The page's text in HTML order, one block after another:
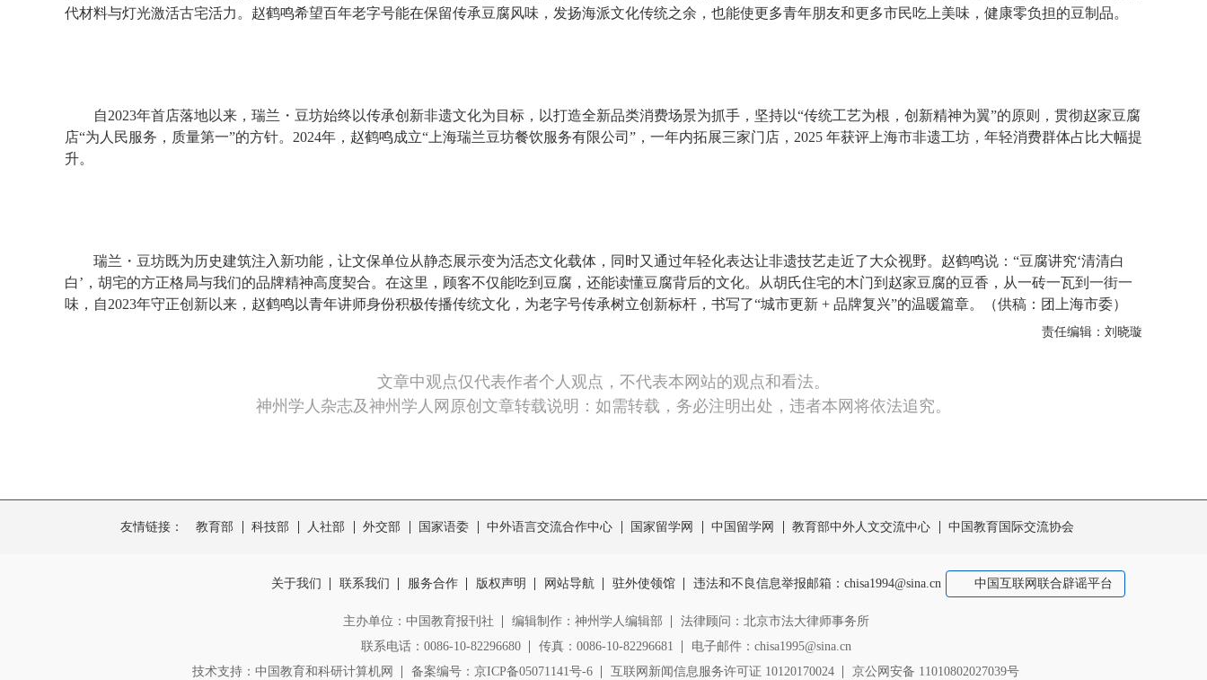
代材料与灯光激活古宅活力。赵鹤鸣希望百年老字号能在保留传承豆腐风味，发扬海派文化传统之余，也能使更多青年朋友和更多市民吃上美味，健康零负担的豆制品。
自2023年首店落地以来，瑞兰・豆坊始终以传承创新非遗文化为目标，以打造全新品类消费场景为抓手，坚持以“传统工艺为根，创新精神为翼”的原则，贯彻赵家豆腐
店“为人民服务，质量第一”的方针。2024年，赵鹤鸣成立“上海瑞兰豆坊餐饮服务有限公司”，一年内拓展三家门店，2025 年获评上海市非遗工坊，年轻消费群体占比大幅提
升。
瑞兰・豆坊既为历史建筑注入新功能，让文保单位从静态展示变为活态文化载体，同时又通过年轻化表达让非遗技艺走近了大众视野。赵鹤鸣说：“豆腐讲究‘清清白
白’，胡宅的方正格局与我们的品牌精神高度契合。在这里，顾客不仅能吃到豆腐，还能读懂豆腐背后的文化。从胡氏住宅的木门到赵家豆腐的豆香，从一砖一瓦到一街一
味，自2023年守正创新以来，赵鹤鸣以青年讲师身份积极传播传统文化，为老字号传承树立创新标杆，书写了“城市更新 + 品牌复兴”的温暖篇章。（供稿：团上海市委）
责任编辑：刘晓璇
文章中观点仅代表作者个人观点，不代表本网站的观点和看法。
神州学人杂志及神州学人网原创文章转载说明：如需转载，务必注明出处，违者本网将依法追究。
友情链接： 教育部 科技部 人社部 外交部 国家语委 中外语言交流合作中心 国家留学网 中国留学网 教育部中外人文交流中心 中国教育国际交流协会
关于我们 联系我们 服务合作 版权声明 网站导航 驻外使领馆 违法和不良信息举报邮箱： chisa1994@sina.cn 中国互联网联合辟谣平台
主办单位：中国教育报刊社 编辑制作：神州学人编辑部
法律顾问：北京市法大律师事务所
联系电话：0086-10-82296680
传真：0086-10-82296681
电子邮件：chisa1995@sina.cn
技术支持：中国教育和科研计算机网
备案编号：京ICP备05071141号-6 互联网新闻信息服务许可证 10120170024 京公网安备 11010802027039号